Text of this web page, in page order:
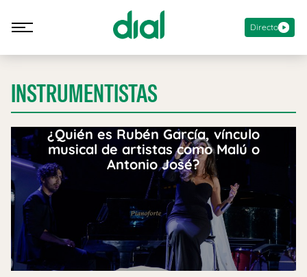
Directo
INSTRUMENTISTAS
¿Quién es Rubén García, vínculo
musical de artistas como Malú o
Antonio José?